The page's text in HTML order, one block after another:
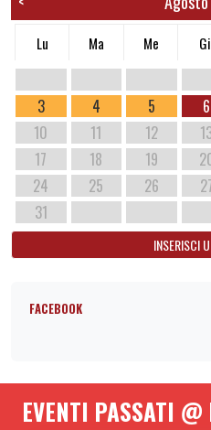
Lu Ma Me Gi
3
4 5 6
10
11 12
17
18 19
24
25 26
31
INSERISCI
FACEBOOK
EVENTI PASSATI